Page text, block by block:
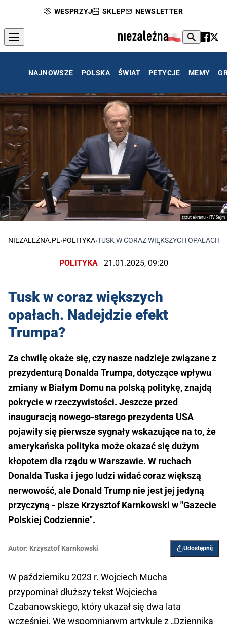
WESPRZYJ SKLEP NEWSLETTER
NAJNOWSZE POLSKA ŚWIAT PETYCJE MEMY
zrzut ekranu - iTV Sejm
Donald Tusk
NIEZALEŻNA.PL ›POLITYKA›TUSK W CORAZ WIĘKSZYCH OPAŁACH.
POLITYKA 21.01.2025, 09:20
Tusk w coraz większych
opałach. Nadejdzie efekt
Trumpa?
Za chwilę okaże się, czy nasze nadzieje związane z
prezydenturą Donalda Trumpa, dotyczące wpływu
zmiany w Białym Domu na polską politykę, znajdą
pokrycie w rzeczywistości. Jeszcze przed
inauguracją nowego-starego prezydenta USA
pojawiły się pierwsze sygnały wskazujące na to, że
amerykańska polityka może okazać się dużym
kłopotem dla rządu w Warszawie. W ruchach
Donalda Tuska i jego ludzi widać coraz większą
nerwowość, ale Donald Trump nie jest jej jedyną
przyczyną - pisze Krzysztof Karnkowski w "Gazecie
Polskiej Codziennie".
Autor: Krzysztof Karnkowski Udostępnij
W październiku 2023 r. Wojciech Mucha
przypominał dłuższy tekst Wojciecha
Czabanowskiego, który ukazał się dwa lata
wcześniej. We wspomnianym artykule z „Dziennika